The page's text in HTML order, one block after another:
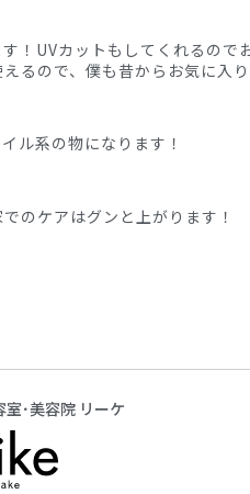
！UVカットもしてくれるので
るので、僕も昔からお気に入
ル系の物になります！
のケアはグンと上がります！
･美容院 リーケ